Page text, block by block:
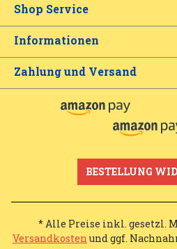
Shop Service
Informationen
Zahlung und Versand
BESTELLUNG
* Alle Preise inkl. gesetzl.
Versandkosten und ggf.